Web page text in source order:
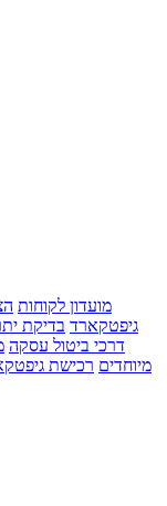
מועדון לקוחות
גיפטקארד בדיקת
דרכי ביטול עסקה
מיוחדים רכישת